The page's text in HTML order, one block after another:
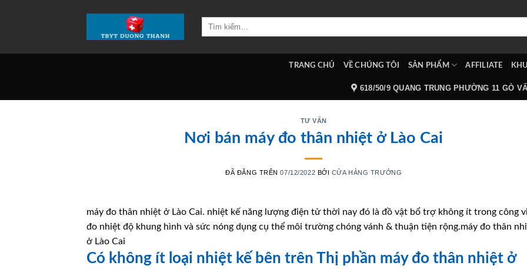
Tìm
TRANG CHỦ VỀ CHÚNG TÔI SẢN PHẨM AFFILIATE
618/50/9 QUANG TRUNG PHƯỜNG 11 GÒ
TƯ VẤN
Nơi bán máy đo thân nhiệt ở Lào Cai
ĐÃ ĐĂNG TRÊN07/12/2022 BỞI CỬA HÀNG TRƯỞNG
máy đo thân nhiệt ở Lào Cai. nhiệt kế năng lượng điện tử thời nay đó là đồ vật bổ trợ không ít trong công
đo nhiệt độ khung hình và sức nóng dụng cụ thể môi trường chóng vánh & thuận tiện rộng.máy đo thân
ở Lào Cai
Có không ít loại nhiệt kế bên trên Thị phần máy đo thân nhiệt ở